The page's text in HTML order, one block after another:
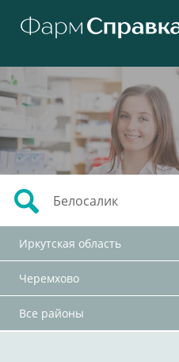
Иркутская область
Черемхово
Все районы